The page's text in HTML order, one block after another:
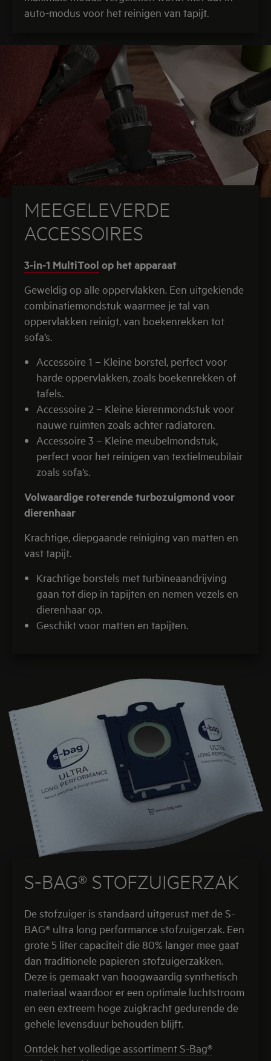
auto-modus voor het reinigen van tapijt.
MEEGELEVERDE
ACCESSOIRES
3-in-1 MultiTool op het apparaat
Geweldig op alle oppervlakken. Een uitgekiende
combinatiemondstuk waarmee je tal van
oppervlakken reinigt, van boekenrekken tot
sofa’s.
Accessoire 1 – Kleine borstel, perfect voor
harde oppervlakken, zoals boekenrekken of
tafels.
Accessoire 2 – Kleine kierenmondstuk voor
nauwe ruimten zoals achter radiatoren.
Accessoire 3 – Kleine meubelmondstuk,
perfect voor het reinigen van textielmeubilair
zoals sofa’s.
Volwaardige roterende turbozuigmond voor
dierenhaar
Krachtige, diepgaande reiniging van matten en
vast tapijt.
Krachtige borstels met turbineaandrijving
gaan tot diep in tapijten en nemen vezels en
dierenhaar op.
Geschikt voor matten en tapijten.
S-BAG® STOFZUIGERZAK
De stofzuiger is standaard uitgerust met de S-
BAG® ultra long performance stofzuigerzak. Een
grote 5 liter capaciteit die 80% langer mee gaat
dan traditionele papieren stofzuigerzakken.
Deze is gemaakt van hoogwaardig synthetisch
materiaal waardoor er een optimale luchtstroom
en een extreem hoge zuigkracht gedurende de
gehele levensduur behouden blijft.
Ontdek het volledige assortiment S-Bag®